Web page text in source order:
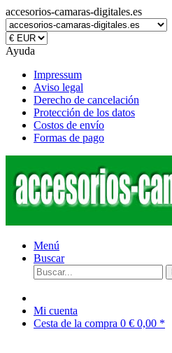
accesorios-camaras-digitales.es
Ayuda
Impressum
Aviso legal
Derecho de cancelación
Protección de los datos
Costos de envío
Formas de pago
Menú
Buscar
Mi cuenta
Cesta de la compra 0 € 0,00 *